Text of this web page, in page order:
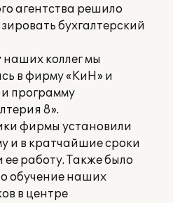
агентства решило
бухгалтерский
наших коллег мы
в фирму «КиН» и
программу
8».
фирмы установили
и в кратчайшие сроки
работу. Также было
обучение наших
в центре